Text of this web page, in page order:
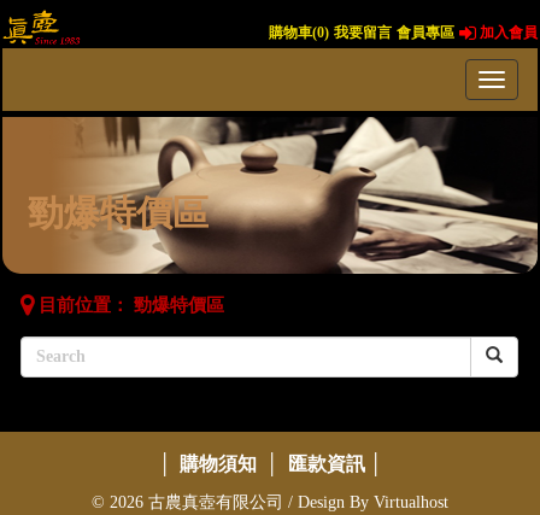
購物車(0) 我要留言 會員專區 加入會員
勁爆特價區
目前位置：勁爆特價區
購物須知 匯款資訊
© 2026 古農真壺有限公司 / Design By Virtualhost